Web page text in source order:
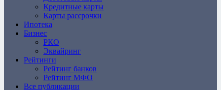
Кредитные карты
Карты рассрочки
Ипотека
Бизнес
РКО
Эквайринг
Рейтинги
Рейтинг банков
Рейтинг МФО
Все публикации